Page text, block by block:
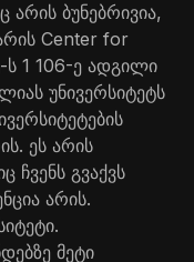
ბუნებრივია,
Center for
ს 1 106-ე ადგილი
უნივერსიტეტს
ეს არის
გვაქვს
არის.
მეტი